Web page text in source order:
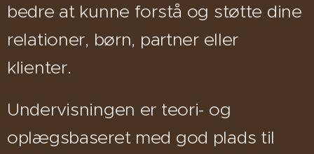
bedre at kunne forstå og støtte dine
relationer, børn, partner eller
klienter.
Undervisningen er teori- og
oplægsbaseret med god plads til